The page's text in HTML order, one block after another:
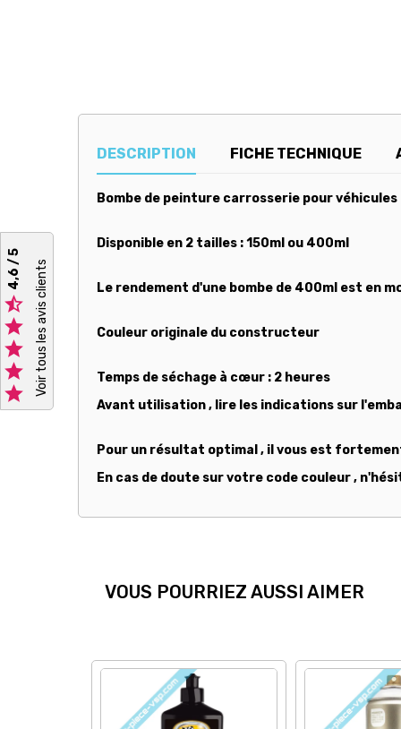





4,6 / 5 Voir tous les avis clients
DESCRIPTION FICHE TECHNIQUE
Bombe de peinture carrosserie pour véhicules
Disponible en 2 tailles : 150ml ou 400ml
Le rendement d'une bombe de 400ml est en
Couleur originale du constructeur
Temps de séchage à cœur : 2 heures
Avant utilisation , lire les indications sur
Pour un résultat optimal , il vous est
En cas de doute sur votre code couleur ,
VOUS POURRIEZ AUSSI AIMER